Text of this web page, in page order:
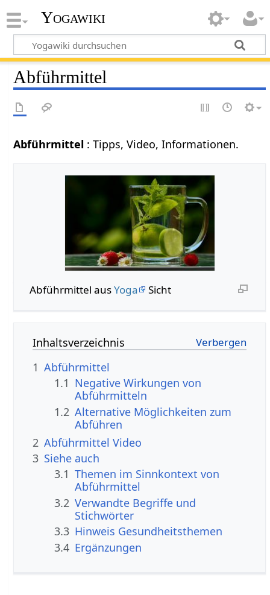
Yogawiki
Abführmittel
Abführmittel : Tipps, Video, Informationen.
Abführmittel ausYoga Sicht
Inhaltsverzeichnis
1 Abführmittel
1.1 Negative Wirkungen von
Abführmitteln
1.2 Alternative Möglichkeiten zum
Abführen
2 Abführmittel Video
3 Siehe auch
3.1 Themen im Sinnkontext von
Abführmittel
3.2 Verwandte Begriffe und
Stichwörter
3.3 Hinweis Gesundheitsthemen
3.4 Ergänzungen